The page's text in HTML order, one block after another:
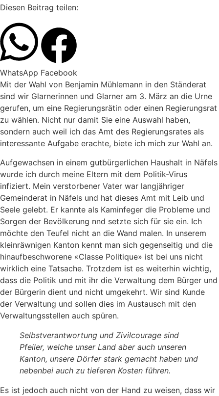
Diesen Beitrag teilen:
WhatsApp Facebook
Mit der Wahl von Benjamin Mühlemann in den Ständerat
sind wir Glarnerinnen und Glarner am 3. März an die Urne
gerufen, um eine Regierungsrätin oder einen Regierungsrat
zu wählen. Nicht nur damit Sie eine Auswahl haben,
sondern auch weil ich das Amt des Regierungsrates als
interessante Aufgabe erachte, biete ich mich zur Wahl an.
Aufgewachsen in einem gutbürgerlichen Haus­halt in Näfels
wurde ich durch meine Eltern mit dem Politik-Virus
infiziert. Mein verstorbener Vater war langjähriger
Gemeinderat in Näfels und hat die­ses Amt mit Leib und
Seele gelebt. Er kannte als Ka­minfeger die Probleme und
Sorgen der Bevölkerung nnd setzte sich für sie ein. Ich
möchte den Teufel nicht an die Wand malen. In unserem
kleinräwni­gen Kanton kennt man sich gegenseitig und die
hin­aufbeschworene «Classe Politique» ist bei uns nicht
wirklich eine Tatsache. Trotzdem ist es weiterhin wichtig,
dass die Politik und mit ihr die Verwaltung dem Bürger und
der Bürgerin dient und nicht um­gekehrt. Wir sind Kunde
der Verwaltung und sollen dies im Austausch mit den
Verwaltungsstellen auch spüren.
Selbstverantwortung und Zivilcourage sind
Pfeiler, welche unser Land aber auch unseren
Kanton, unsere Dörfer stark gemacht haben und
nebenbei auch zu tieferen Kosten führen.
Es ist jedoch auch nicht von der Hand zu weisen, dass wir